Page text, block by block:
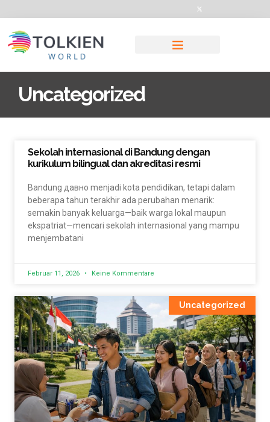
Uncategorized
Sekolah internasional di Bandung dengan
kurikulum bilingual dan akreditasi resmi
Bandung давно menjadi kota pendidikan, tetapi dalam
beberapa tahun terakhir ada perubahan menarik:
semakin banyak keluarga—baik warga lokal maupun
ekspatriat—mencari sekolah internasional yang mampu
menjembatani
Februar 11, 2026 Keine Kommentare
Uncategorized